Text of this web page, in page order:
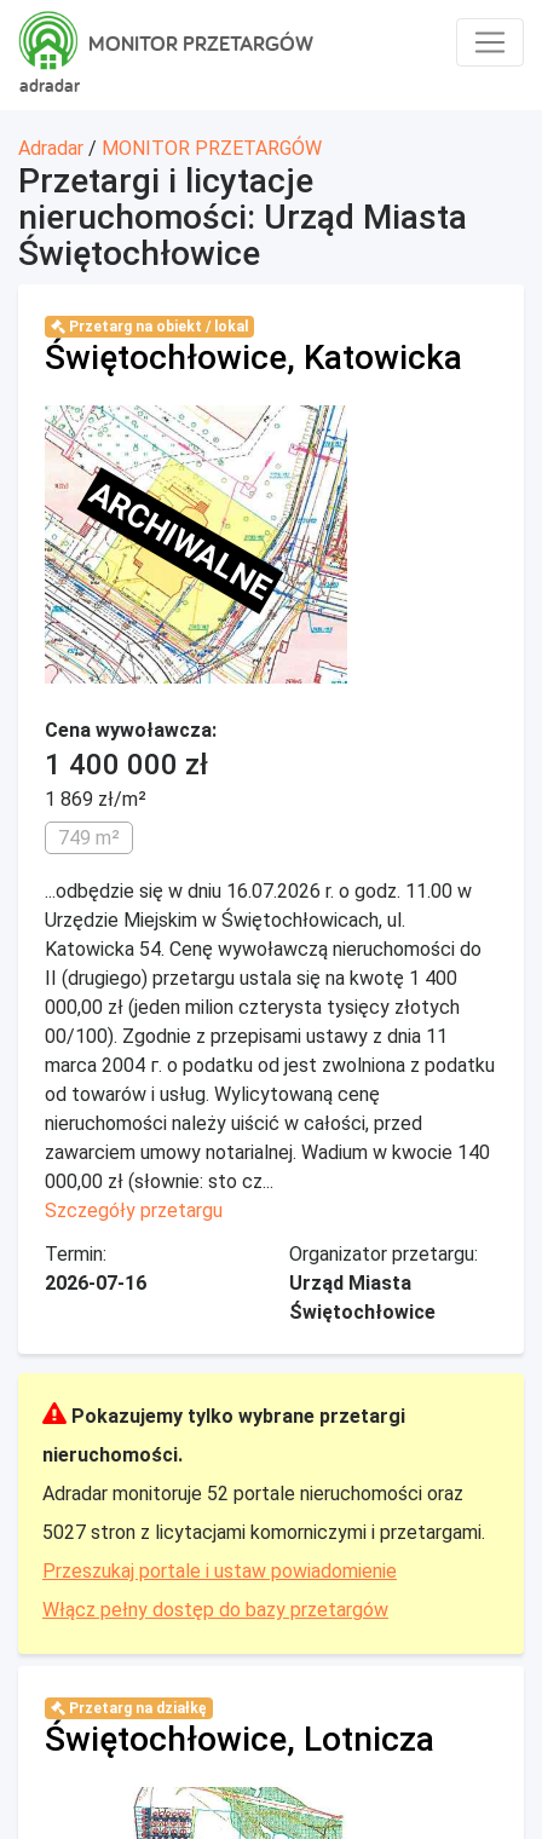
adradar
MONITOR PRZETARGÓW
Adradar / MONITOR PRZETARGÓW
Przetargi i licytacje
nieruchomości: Urząd Miasta
Świętochłowice
Przetarg na obiekt / lokal
Świętochłowice, Katowicka
ARCHIWALNE
Cena wywoławcza:
1 400 000 zł
1 869 zł/m²
749 m²
...odbędzie się w dniu 16.07.2026 r. o godz. 11.00 w
Urzędzie Miejskim w Świętochłowicach, ul.
Katowicka 54. Cenę wywoławczą nieruchomości do
II (drugiego) przetargu ustala się na kwotę 1 400
000,00 zł (jeden milion czterysta tysięcy złotych
00/100). Zgodnie z przepisami ustawy z dnia 11
marca 2004 г. о podatku od jest zwolniona z podatku
od towarów i usług. Wylicytowaną cenę
nieruchomości należy uiścić w całości, przed
zawarciem umowy notarialnej. Wadium w kwocie 140
000,00 zł (słownie: sto cz...
Szczegóły przetargu
Termin:
2026-07-16
Organizator przetargu:
Urząd Miasta
Świętochłowice
Pokazujemy tylko wybrane przetargi
nieruchomości.
Adradar monitoruje 52 portale nieruchomości oraz
5027 stron z licytacjami komorniczymi i przetargami.
Przeszukaj portale i ustaw powiadomienie
Włącz pełny dostęp do bazy przetargów
Przetarg na działkę
Świętochłowice, Lotnicza